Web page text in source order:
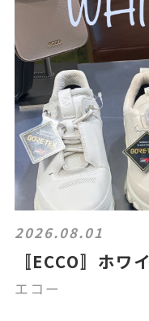
2026.08.01
〚ECCO〛ホ
エコー